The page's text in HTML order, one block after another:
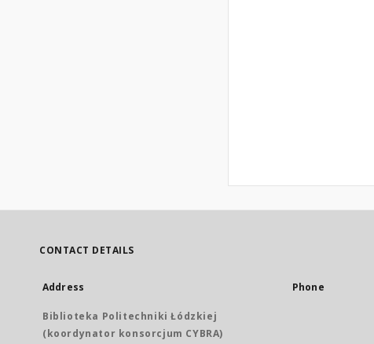
CONTACT DETAILS
Address
Biblioteka Politechniki Łódzkiej
(koordynator konsorcjum CYBRA)
Phone